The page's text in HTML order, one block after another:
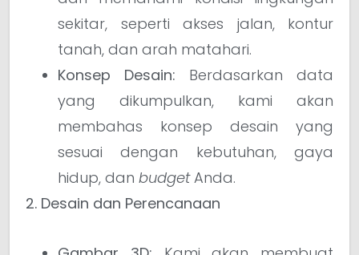
sekitar, seperti akses jalan, kontur
tanah, dan arah matahari.
Konsep Desain: Berdasarkan data
yang dikumpulkan, kami akan
membahas konsep desain yang
sesuai dengan kebutuhan, gaya
hidup, dan budgetAnda.
2. Desain dan Perencanaan